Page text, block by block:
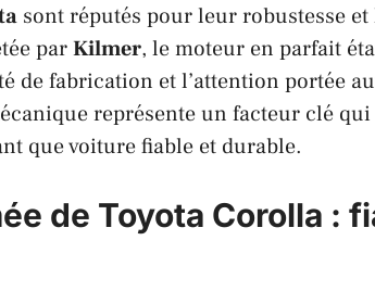
sont réputés pour leur robustesse
parKilmer, le moteur en parfait
de fabrication et l’attention portée
représente un facteur clé
quevoiture fiable et durable.
de Toyota Corolla :